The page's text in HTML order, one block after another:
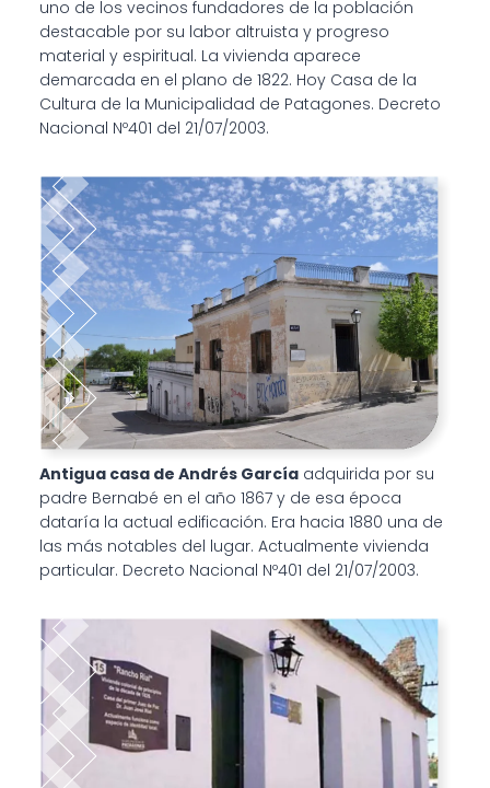
uno de los vecinos fundadores de la población
destacable por su labor altruista y progreso
material y espiritual. La vivienda aparece
demarcada en el plano de 1822. Hoy Casa de la
Cultura de la Municipalidad de Patagones. Decreto
Nacional Nº401 del 21/07/2003.
Antigua casa de Andrés García adquirida por su
padre Bernabé en el año 1867 y de esa época
dataría la actual edificación. Era hacia 1880 una de
las más notables del lugar. Actualmente vivienda
particular. Decreto Nacional Nº401 del 21/07/2003.